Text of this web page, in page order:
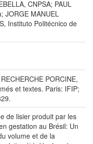
CNPSA; PAUL
JORGE MANUEL
Instituto Politécnico de
PORCINE,
et textes. Paris: IFIP;
de lisier produit par les
gestation au Brésil: Un
volume et de la